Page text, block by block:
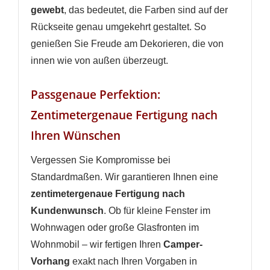
gewebt, das bedeutet, die Farben sind auf der
Rückseite genau umgekehrt gestaltet. So
genießen Sie Freude am Dekorieren, die von
innen wie von außen überzeugt.
Passgenaue Perfektion:
Zentimetergenaue Fertigung nach
Ihren Wünschen
Vergessen Sie Kompromisse bei
Standardmaßen. Wir garantieren Ihnen eine
zentimetergenaue Fertigung nach
Kundenwunsch. Ob für kleine Fenster im
Wohnwagen oder große Glasfronten im
Wohnmobil – wir fertigen Ihren Camper-
Vorhang exakt nach Ihren Vorgaben in
AUF MEINE WUNSCHLISTE
add_circle_outline Neue Liste anlegen
WUNSCHLISTE ERSTELLEN
Name der Wunschliste
ANMELDEN
Sie müssen angemeldet sein, um Artikel Ihrer
Wunschliste hinzufügen zu können.